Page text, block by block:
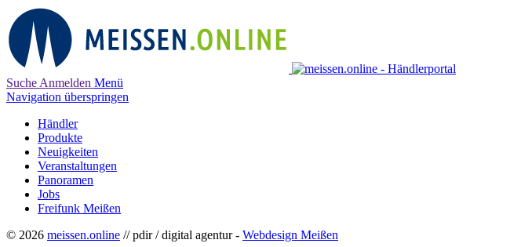
Suche Anmelden Menü
Navigation überspringen
Händler
Produkte
Neuigkeiten
Veranstaltungen
Panoramen
Jobs
Freifunk Meißen
© 2026 meissen.online // pdir / digital agentur - Webdesign Meißen